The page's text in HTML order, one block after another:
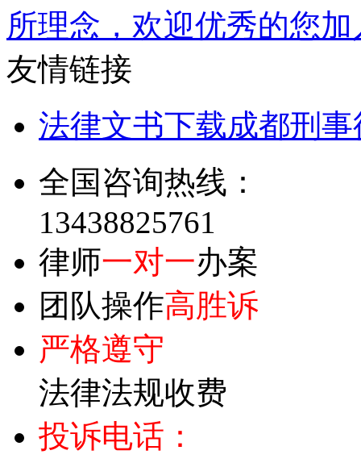
所理念，欢迎优秀的您
友情链接
法律文书下载成都刑
全国咨询热线：
13438825761
律师一对一办案
团队操作高胜诉
严格遵守
法律法规收费
投诉电话：